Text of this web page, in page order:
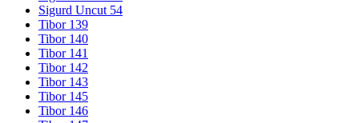
Sigurd Uncut 54
Tibor 139
Tibor 140
Tibor 141
Tibor 142
Tibor 143
Tibor 145
Tibor 146